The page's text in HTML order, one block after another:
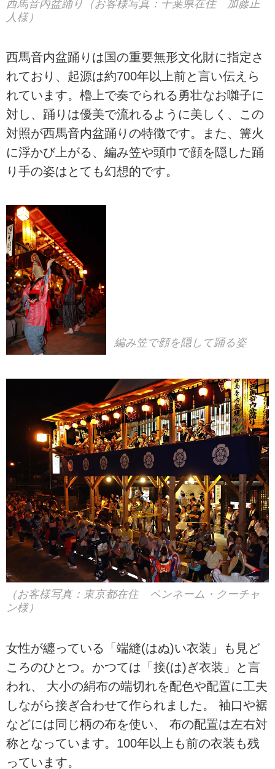
西馬音内盆踊り（お客様写真：千葉県在住 加藤正
人様）
西馬音内盆踊りは国の重要無形文化財に指定さ
れており、起源は約700年以上前と言い伝えら
れています。櫓上で奏でられる勇壮なお囃子に
対し、踊りは優美で流れるように美しく、この
対照が西馬音内盆踊りの特徴です。また、篝火
に浮かび上がる、編み笠や頭巾で顔を隠した踊
り手の姿はとても幻想的です。
編み笠で顔を隠して踊る姿
（お客様写真：東京都在住 ペンネーム・クーチャ
ン様）
女性が纏っている「端縫(はぬ)い衣装」も見ど
ころのひとつ。かつては「接(は)ぎ衣装」と言
われ、 大小の絹布の端切れを配色や配置に工夫
しながら接ぎ合わせて作られました。 袖口や裾
などには同じ柄の布を使い、 布の配置は左右対
称となっています。100年以上も前の衣装も残
っています。